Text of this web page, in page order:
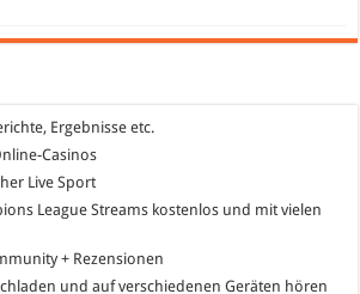
Ergebnisse etc.
Casinos
Live Sport
League Streams kostenlos und mit vielen
+ Rezensionen
und auf verschiedenen Geräten hören